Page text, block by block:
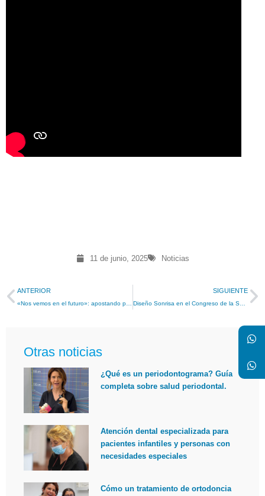
11 de junio, 2025 Noticias
ANTERIOR SIGUIENTE
Diseño Sonrisa en el Congreso de la Sociedad Española de Ortodoncia y Ortopedia Dentofacial (SEDO)
Otras noticias
¿Qué es un periodontograma? Guía
completa sobre salud periodontal.
Atención dental especializada para
pacientes infantiles y personas con
necesidades especiales
Cómo un tratamiento de ortodoncia